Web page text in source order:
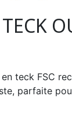
teck FSC
parfaite